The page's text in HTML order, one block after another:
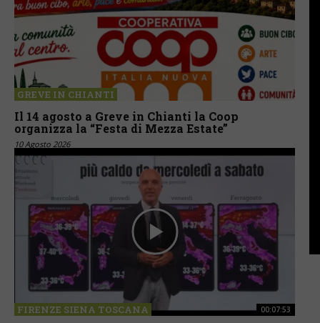
GREVE IN CHIANTI
Il 14 agosto a Greve in Chianti la Coop
organizza la “Festa di Mezza Estate”
10 Agosto 2026
FIRENZE SIENA TOSCANA 00:07:53